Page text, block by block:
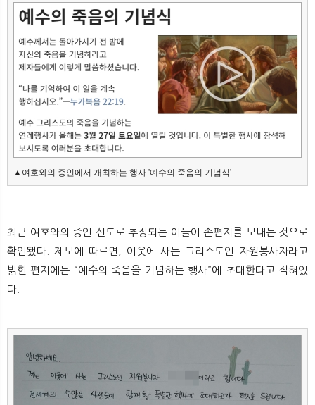
▲여호와의 증인에서 개최하는 행사 '예수의 죽음의 기념식'
최근 여호와의 증인 신도로 추정되는 이들이 손편지를 보내는 것으로
확인됐다. 제보에 따르면, 이웃에 사는 그리스도인 자원봉사자라고
밝힌 편지에는 “예수의 죽음을 기념하는 행사”에 초대한다고 적혀있
다.